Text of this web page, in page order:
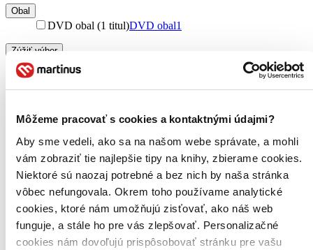
Môžeme pracovať s cookies a kontaktnými údajmi?
Aby sme vedeli, ako sa na našom webe správate, a mohli
vám zobraziť tie najlepšie tipy na knihy, zbierame cookies.
Niektoré sú naozaj potrebné a bez nich by naša stránka
vôbec nefungovala. Okrem toho používame analytické
cookies, ktoré nám umožňujú zisťovať, ako náš web
funguje, a stále ho pre vás zlepšovať. Personalizačné
cookies nám dovoľujú prispôsobovať stránku pre vašu
Obal
DVD obal (1 titul)DVD obal1
Zúžiť výber
Zoradiť
Bestsellery
Top hodnotené
Novinky
Najlacnejšie
Najvyššia zľava
Použité filtre